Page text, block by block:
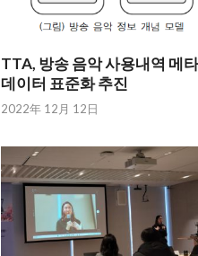
TTA, 방송 음악 사용내역 메타
데이터 표준화 추진
2022年 12月 12日